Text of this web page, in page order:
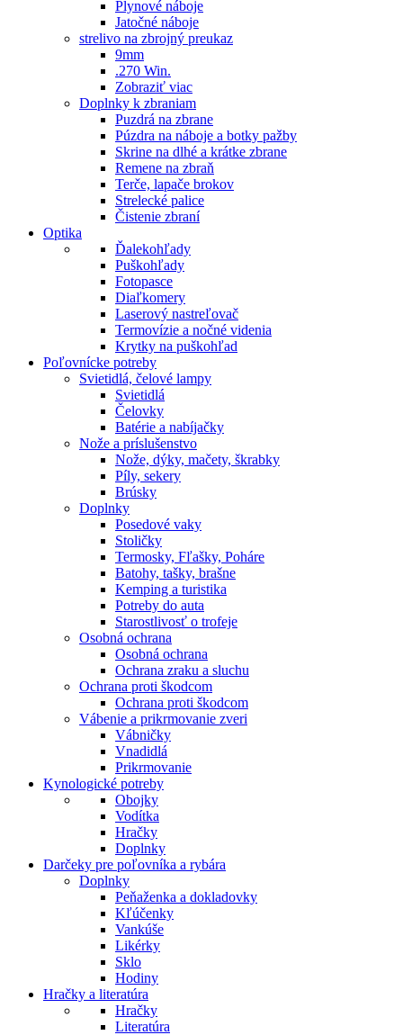
Plynové náboje
Jatočné náboje
strelivo na zbrojný preukaz
9mm
.270 Win.
Zobraziť viac
Doplnky k zbraniam
Puzdrá na zbrane
Púzdra na náboje a botky pažby
Skrine na dlhé a krátke zbrane
Remene na zbraň
Terče, lapače brokov
Strelecké palice
Čistenie zbraní
Optika
Ďalekohľady
Puškohľady
Fotopasce
Diaľkomery
Laserový nastreľovač
Termovízie a nočné videnia
Krytky na puškohľad
Poľovnícke potreby
Svietidlá, čelové lampy
Svietidlá
Čelovky
Batérie a nabíjačky
Nože a príslušenstvo
Nože, dýky, mačety, škrabky
Píly, sekery
Brúsky
Doplnky
Posedové vaky
Stoličky
Termosky, Fľašky, Poháre
Batohy, tašky, brašne
Kemping a turistika
Potreby do auta
Starostlivosť o trofeje
Osobná ochrana
Osobná ochrana
Ochrana zraku a sluchu
Ochrana proti škodcom
Ochrana proti škodcom
Vábenie a prikrmovanie zveri
Vábničky
Vnadidlá
Prikrmovanie
Kynologické potreby
Obojky
Vodítka
Hračky
Doplnky
Darčeky pre poľovníka a rybára
Doplnky
Peňaženka a dokladovky
Kľúčenky
Vankúše
Likérky
Sklo
Hodiny
Hračky a literatúra
Hračky
Literatúra